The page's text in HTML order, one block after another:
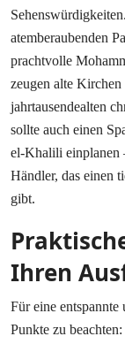
atemberaubenden
prachtvolle
zeugen alte
jahrtausendealten
sollte auch einen
el-Khalili einplanen
Händler, das einen
gibt.
Ihren
Für eine entspannte
Punkte zu beachten: